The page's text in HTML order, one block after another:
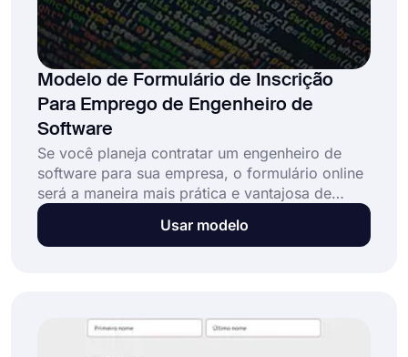
Modelo de Formulário de Inscrição
Para Emprego de Engenheiro de
Software
Se você planeja contratar um engenheiro de
software para sua empresa, o formulário online
será a maneira mais prática e vantajosa de
fazê-lo. Por exemplo, você pode fazer
perguntas específicas e importantes sobre a
candidatura de trabalho de engenheiro de
software gratuito.
Usar modelo